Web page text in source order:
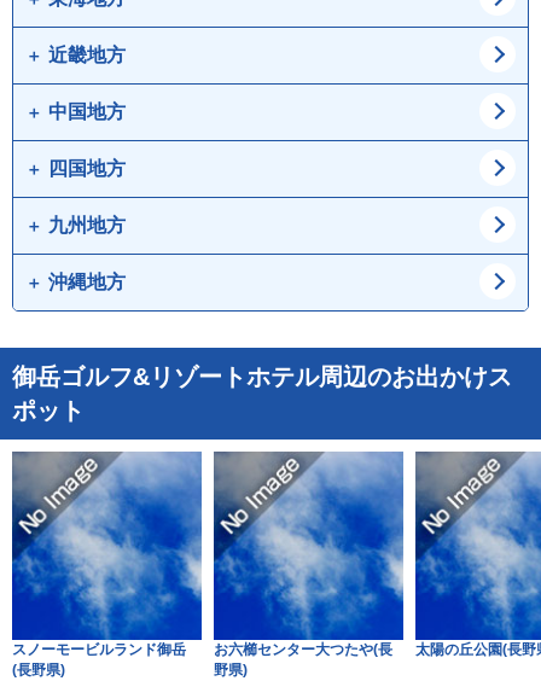
茨城県
群馬県
長野県
石川県
愛知県
静岡県
近畿地方
大阪府
京都府
奈良県
中国地方
鳥取県
岡山県
山口県
四国地方
徳島県
愛媛県
九州地方
福岡県
大分県 宮崎県
鹿児島県
沖縄地方
御岳ゴルフ&リゾートホテル周辺のお出かけス
ポット
スノーモービルランド御岳
(長野県)
お六櫛センター大つたや(長
野県)
太陽の丘公園(長野